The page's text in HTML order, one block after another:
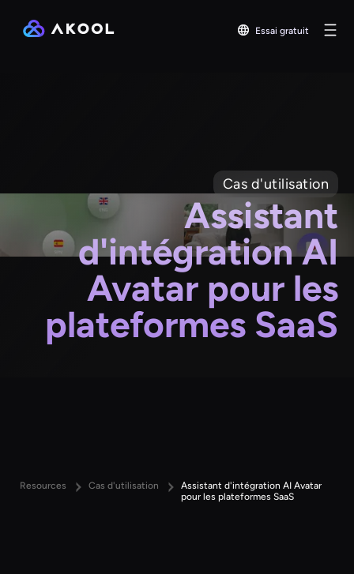
Essai gratuit
Cas d'utilisation
Assistant
d'intégration AI
Avatar pour les
plateformes SaaS
Resources Cas d'utilisation
Assistant d'intégration AI Avatar
pour les plateformes SaaS